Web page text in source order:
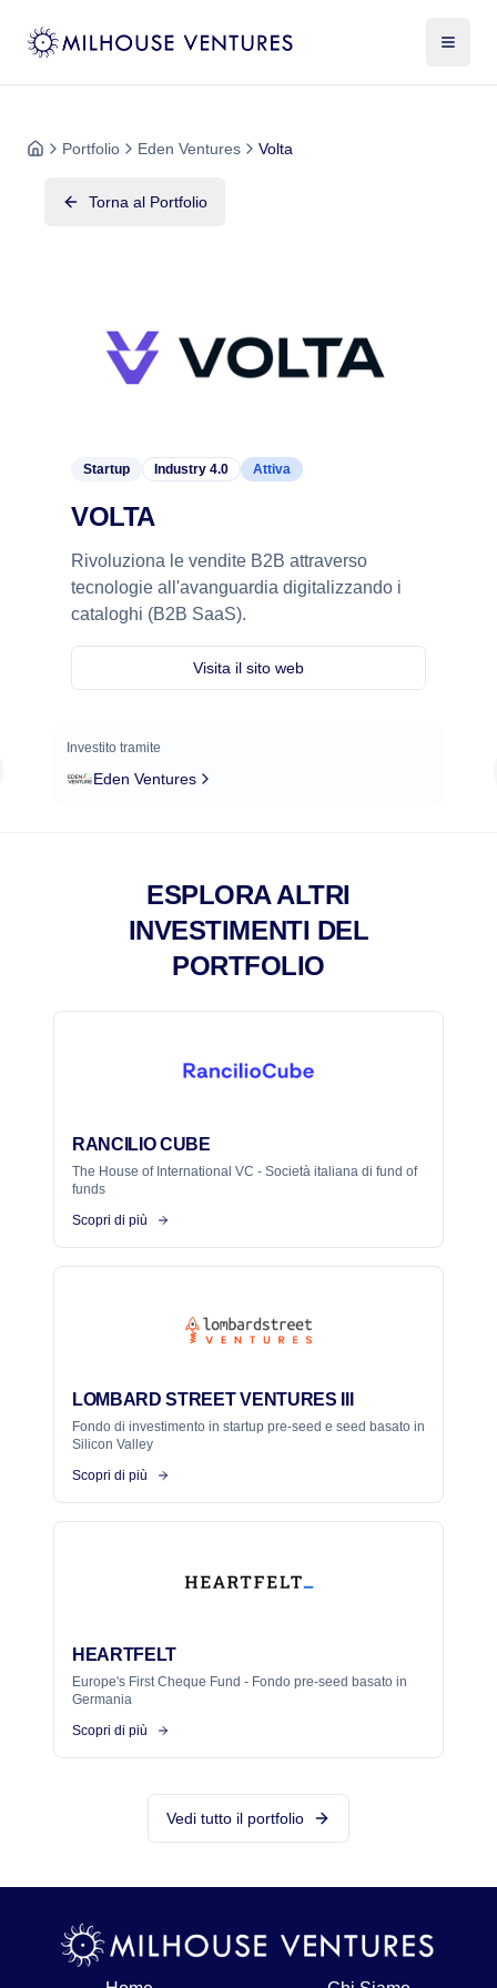
Portfolio Eden Ventures Volta
Torna al Portfolio
Startup Industry 4.0 Attiva
VOLTA
Rivoluziona le vendite B2B attraverso
tecnologie all'avanguardia digitalizzando i
cataloghi (B2B SaaS).
Visita il sito web
Investito tramite
Eden Ventures
ESPLORA ALTRI
INVESTIMENTI DEL
PORTFOLIO
RANCILIO CUBE
The House of International VC - Società italiana di fund of
funds
Scopri di più
LOMBARD STREET VENTURES III
Fondo di investimento in startup pre-seed e seed basato in
Silicon Valley
Scopri di più
HEARTFELT
Europe's First Cheque Fund - Fondo pre-seed basato in
Germania
Scopri di più
Vedi tutto il portfolio